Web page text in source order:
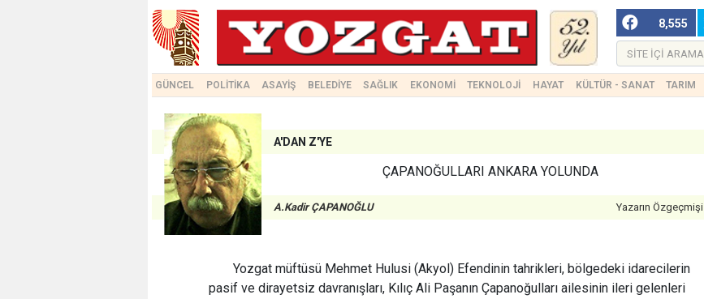
8,555
GÜNCEL POLİTİKA ASAYİŞ BELEDİYE SAĞLIK EKONOMİ TEKNOLOJİ HAYAT KÜLTÜR - SANAT TARIM
A'DAN Z'YE
ÇAPANOĞULLARI ANKARA YOLUNDA
A.Kadir ÇAPANOĞLU Yazarın Özgeçmişi
Yozgat müftüsü Mehmet Hulusi (Akyol) Efendinin tahrikleri, bölgedeki idarecilerin
pasif ve dirayetsiz davranışları, Kılıç Ali Paşanın Çapanoğulları ailesinin ileri gelenleri